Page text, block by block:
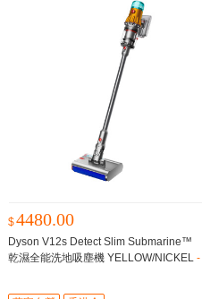
$4480.00
Dyson V12s Detect Slim Submarine™
乾濕全能洗地吸塵機 YELLOW/NICKEL -